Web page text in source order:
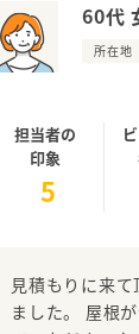
60代
所在地
担当者の
印象
5
見積もりに来
ました。 屋根